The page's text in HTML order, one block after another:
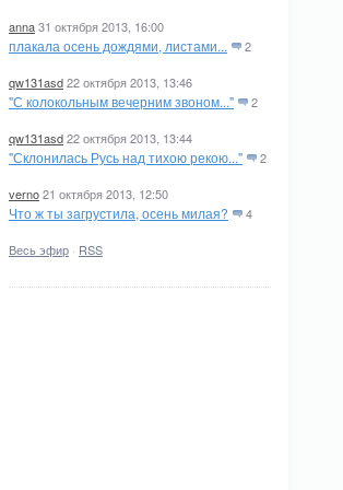
anna31 октября 2013, 16:00
плакала осень дождями, листами... 2
qw131asd22 октября 2013, 13:46
"С колокольным вечерним звоном..." 2
qw131asd22 октября 2013, 13:44
"Склонилась Русь над тихою рекою..." 2
verno21 октября 2013, 12:50
Что ж ты загрустила, осень милая? 4
Весь эфир · RSS